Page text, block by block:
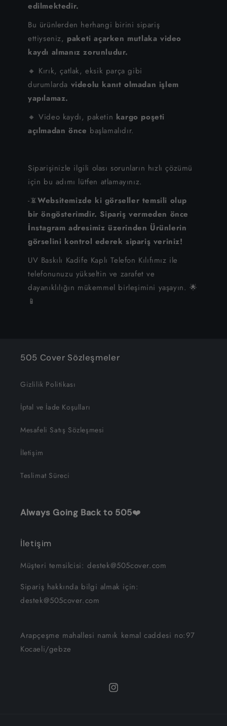
edilmektedir.
Bu ürünlerden herhangi birini sipariş
ettiyseniz, paketi açarken mutlaka video
kaydı almanız zorunludur.
🔸 Kırık, çatlak, eksik parça gibi
durumlarda videolu kanıt olmadan işlem
yapılamaz.
🔸 Video kaydı, paketin kargo poşeti
açılmadan önce başlamalıdır.
Siparişinizle ilgili olası sorunların hızlı çözümü
için bu adımı lütfen atlamayınız.
-📵Websitemizde ki görseller temsili olup
bir öngösterimdir. Sipariş vermeden önce
İnstagram adresimiz üzerinden Ürünlerin
görselini kontrol ederek sipariş veriniz!
UV Baskılı Kadife Kaplı Telefon Kılıfımız ile
telefonunuzu yükseltin ve zarafet ve
dayanıklılığın mükemmel birleşimini yaşayın. 🌟
📱
505 Cover Sözleşmeler
Gizlilik Politikası
İptal ve İade Koşulları
Mesafeli Satış Sözleşmesi
İletişim
Teslimat Süreci
Always Going Back to 505❤️
İletişim
Müşteri temsilcisi: destek@505cover.com
Sipariş hakkında bilgi almak için:
destek@505cover.com
Arapçeşme mahallesi namık kemal caddesi no:97
Kocaeli/gebze
Instagram